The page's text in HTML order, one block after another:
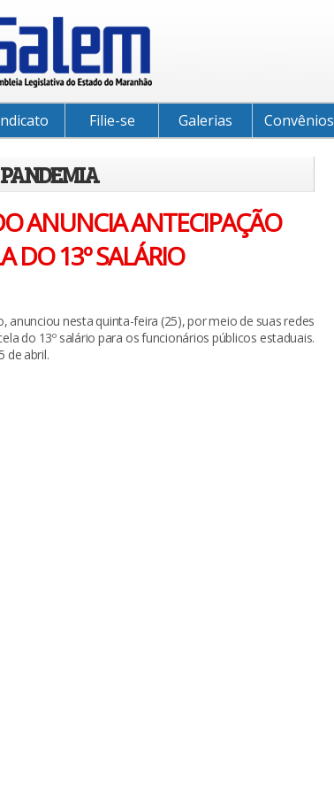
Filie-se Galerias Convênios
ANUNCIA ANTECIPAÇÃO
DO 13º SALÁRIO
anunciou nesta quinta-feira (25), por meio de suas redes
do 13º salário para os funcionários públicos estaduais.
de abril.